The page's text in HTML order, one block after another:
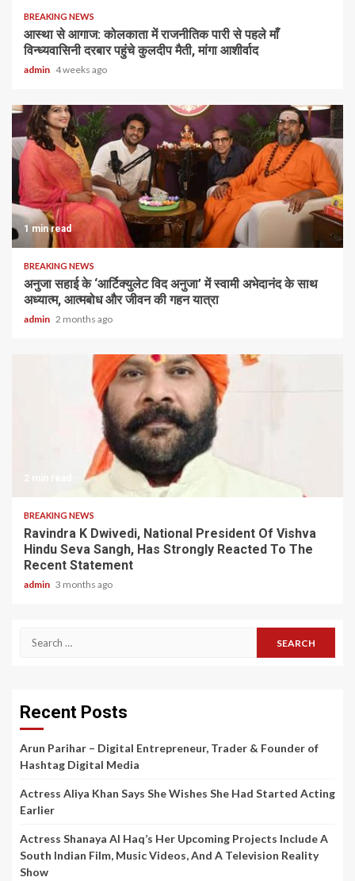
BREAKING NEWS
आस्था से आगाज: कोलकाता में राजनीतिक पारी से पहले माँ
विन्ध्यवासिनी दरबार पहुंचे कुलदीप मैती, मांगा आशीर्वाद
admin 4 weeks ago
1 min read
BREAKING NEWS
अनुजा सहाई के ‘आर्टिक्युलेट विद अनुजा’ में स्वामी अभेदानंद के साथ
अध्यात्म, आत्मबोध और जीवन की गहन यात्रा
admin 2 months ago
2 min read
BREAKING NEWS
Ravindra K Dwivedi, National President Of Vishva
Hindu Seva Sangh, Has Strongly Reacted To The
Recent Statement
admin 3 months ago
Search
Recent Posts
Arun Parihar – Digital Entrepreneur, Trader & Founder of
Hashtag Digital Media
Actress Aliya Khan Says She Wishes She Had Started Acting
Earlier
Actress Shanaya Al Haq’s Her Upcoming Projects Include A
South Indian Film, Music Videos, And A Television Reality
Show